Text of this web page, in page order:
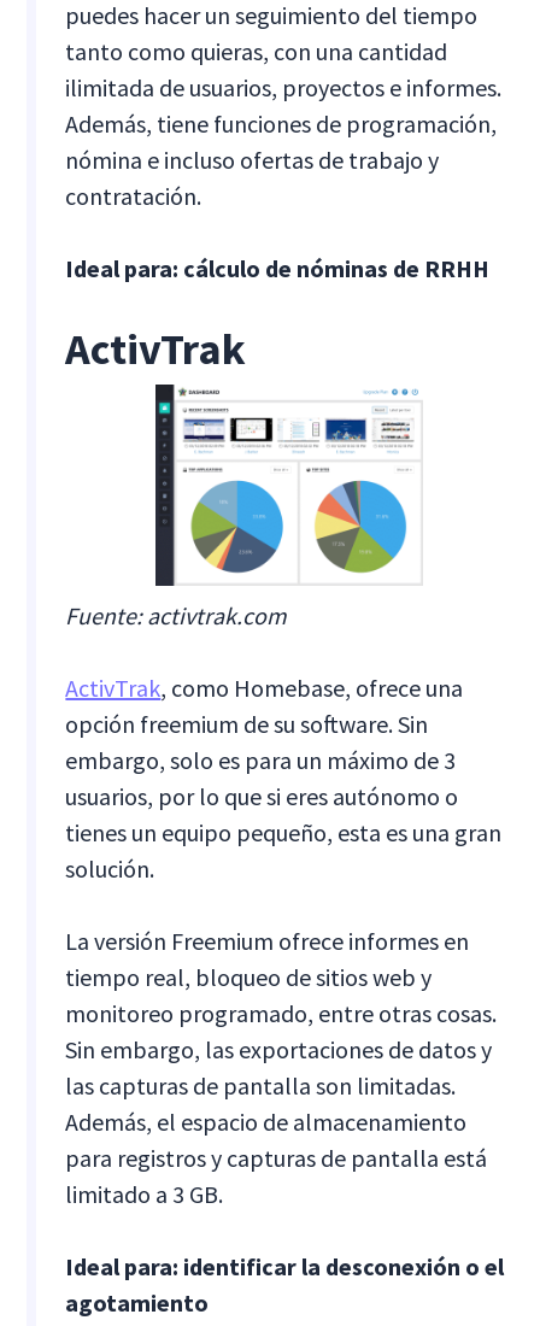
puedes hacer un seguimiento del tiempo
tanto como quieras, con una cantidad
ilimitada de usuarios, proyectos e informes.
Además, tiene funciones de programación,
nómina e incluso ofertas de trabajo y
contratación.
Ideal para: cálculo de nóminas de RRHH
ActivTrak
Fuente: activtrak.com
ActivTrak, como Homebase, ofrece una
opción freemium de su software. Sin
embargo, solo es para un máximo de 3
usuarios, por lo que si eres autónomo o
tienes un equipo pequeño, esta es una gran
solución.
La versión Freemium ofrece informes en
tiempo real, bloqueo de sitios web y
monitoreo programado, entre otras cosas.
Sin embargo, las exportaciones de datos y
las capturas de pantalla son limitadas.
Además, el espacio de almacenamiento
para registros y capturas de pantalla está
limitado a 3 GB.
Ideal para: identificar la desconexión o el
agotamiento